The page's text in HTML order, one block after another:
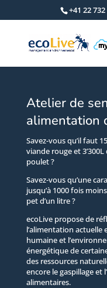
+41 22
Atelier de
alimentation
Savez-vous qu’il faut
viande rouge et
poulet ?
Savez-vous qu’une
jusqu’à 1000 fois
pet d’un litre ?
ecoLive propose de
l’alimentation actuelle
humaine et
énergétique de
des ressources
encore le gaspillage et
alimentaires.